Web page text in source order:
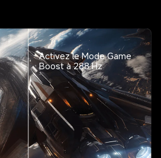
Activez le Mode Game
Boost à 288 Hz